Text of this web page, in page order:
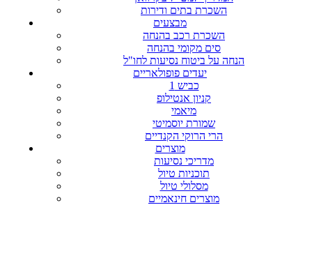
השכרת בתים ודירות
מבצעים
השכרת רכב בהנחה
סים מקומי בהנחה
הנחה על ביטוח נסיעות לחו"ל
יעדים פופולאריים
כביש 1
קניון אנטילופ
מיאמי
שמורת יוסמיטי
הרי הרוקי הקנדיים
מוצרים
מדריכי נסיעות
תוכניות טיול
מסלולי טיול
מוצרים חינאמיים